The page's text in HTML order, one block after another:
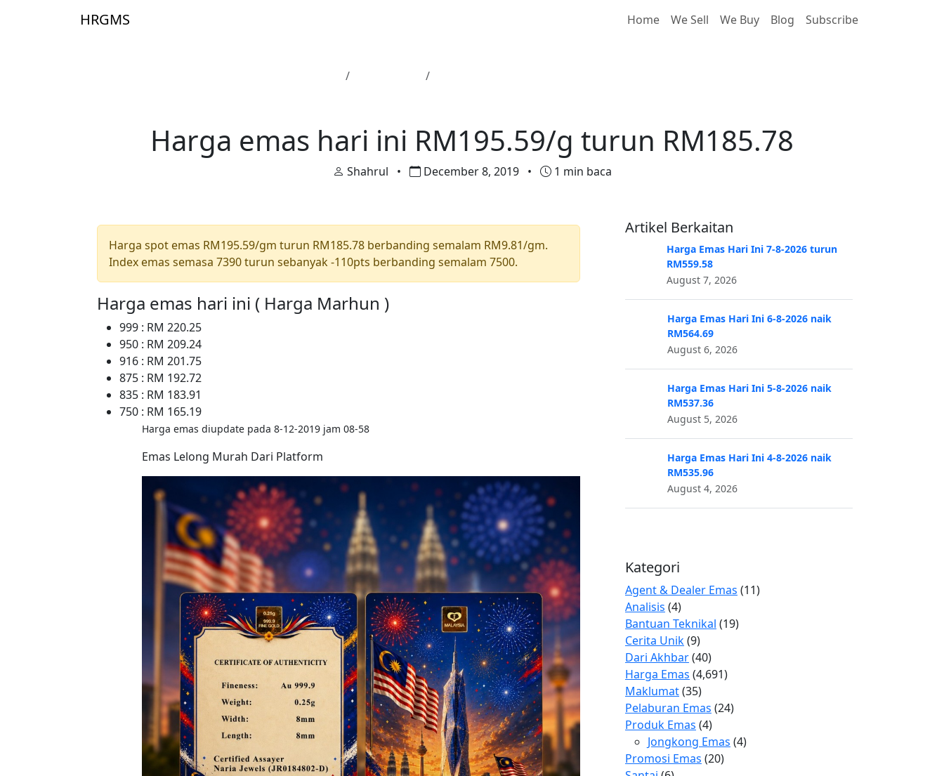
HRGMS Home We Sell We Buy Blog Subscribe
Harga emas hari ini RM195.59/g turun RM185.78
Shahrul • December 8, 2019 • 1 min baca
Harga spot emas RM195.59/gm turun RM185.78 berbanding semalam RM9.81/gm.
Index emas semasa 7390 turun sebanyak -110pts berbanding semalam 7500.
Harga emas hari ini ( Harga Marhun )
999 : RM 220.25
950 : RM 209.24
916 : RM 201.75
875 : RM 192.72
835 : RM 183.91
750 : RM 165.19
Harga emas diupdate pada 8-12-2019 jam 08-58
Emas Lelong Murah Dari Platform
Artikel Berkaitan
Harga Emas Hari Ini 7-8-2026 turun
RM559.58
August 7, 2026
Harga Emas Hari Ini 6-8-2026 naik
RM564.69
August 6, 2026
Harga Emas Hari Ini 5-8-2026 naik
RM537.36
August 5, 2026
Harga Emas Hari Ini 4-8-2026 naik
RM535.96
August 4, 2026
Kategori
Agent & Dealer Emas (11)
Analisis (4)
Bantuan Teknikal (19)
Cerita Unik(9)
Dari Akhbar(40)
Harga Emas (4,691)
Maklumat(35)
Pelaburan Emas (24)
Produk Emas (4)
Jongkong Emas (4)
Promosi Emas (20)